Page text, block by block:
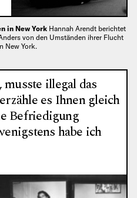
in New York Hannah Arendt berichtet
von den Umständen ihrer Flucht
New York.
illegal das
es Ihnen gleich
Befriedigung
habe ich